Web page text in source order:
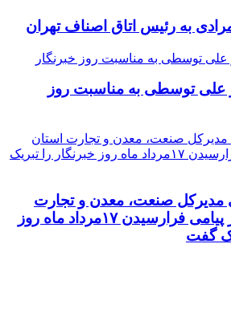
به رئیس اتاق اصناف تهران
علی توسطی به مناسبت روز
مدیرکل صنعت، معدن و تجارت
استان تهران در پیامی فرارسیدن ۱۷مرداد ماه روز
گفت